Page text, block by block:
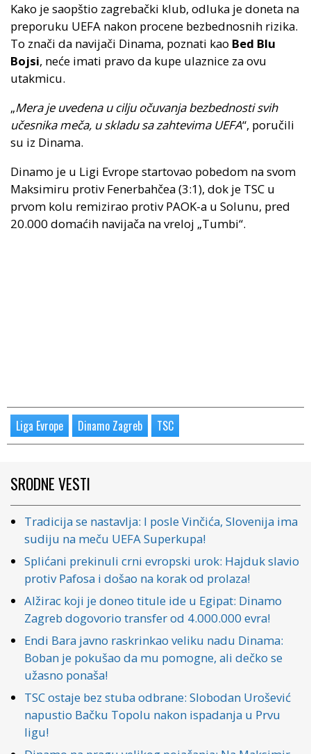
Kako je saopštio zagrebački klub, odluka je doneta na
preporuku UEFA nakon procene bezbednosnih rizika.
To znači da navijači Dinama, poznati kao Bed Blu
Bojsi, neće imati pravo da kupe ulaznice za ovu
utakmicu.
„Mera je uvedena u cilju očuvanja bezbednosti svih
učesnika meča, u skladu sa zahtevima UEFA“, poručili
su iz Dinama.
Dinamo je u Ligi Evrope startovao pobedom na svom
Maksimiru protiv Fenerbahčea (3:1), dok je TSC u
prvom kolu remizirao protiv PAOK-a u Solunu, pred
20.000 domaćih navijača na vreloj „Tumbi“.
Liga Evrope Dinamo Zagreb TSC
SRODNE VESTI
Tradicija se nastavlja: I posle Vinčića, Slovenija ima
sudiju na meču UEFA Superkupa!
Splićani prekinuli crni evropski urok: Hajduk slavio
protiv Pafosa i došao na korak od prolaza!
Alžirac koji je doneo titule ide u Egipat: Dinamo
Zagreb dogovorio transfer od 4.000.000 evra!
Endi Bara javno raskrinkao veliku nadu Dinama:
Boban je pokušao da mu pomogne, ali dečko se
užasno ponaša!
TSC ostaje bez stuba odbrane: Slobodan Urošević
napustio Bačku Topolu nakon ispadanja u Prvu
ligu!